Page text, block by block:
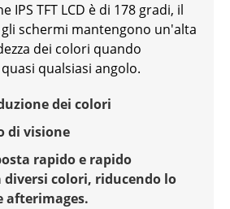
IPS TFT LCD è di 178 gradi, il
schermi mantengono un'alta
dei colori quando
qualsiasi angolo.
dei colori
di visione
rapido e rapido
diversi colori, riducendo lo
afterimages.